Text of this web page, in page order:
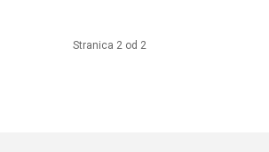
Stranica 2 od 2